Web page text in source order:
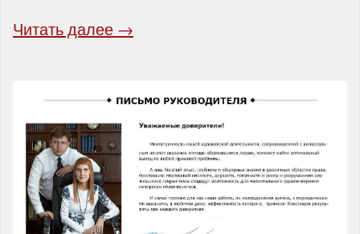
Читать далее →